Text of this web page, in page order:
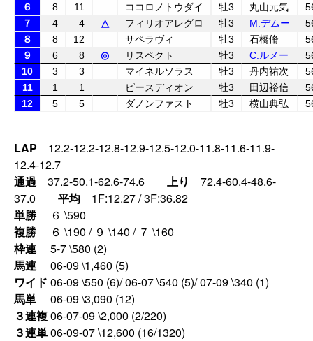
６
8 11 ココロノトウダイ 牡3 丸山元気
７
4 4 △ フィリオアレグロ 牡3 M.デムー
８
8 12 サペラヴィ 牡3 石橋脩
９
6 8 ◎ リスペクト 牡3 C.ルメー
10
3 3 マイネルソラス 牡3 丹内祐次
11
1 1 ピースディオン 牡3 田辺裕信
12
5 5 ダノンファスト 牡3 横山典弘
LAP 12.2-12.2-12.8-12.9-12.5-12.0-11.8-11.6-11.9-
12.4-12.7
通過 37.2-50.1-62.6-74.6 上り 72.4-60.4-48.6-
37.0 平均 1F:12.27 / 3F:36.82
単勝
６ \590
複勝
６ \190 / ９ \140 / ７ \160
枠連
5-7 \580 (2)
馬連
06-09 \1,460 (5)
ワイド 06-09 \550 (6)/ 06-07 \540 (5)/ 07-09 \340 (1)
馬単
06-09 \3,090 (12)
３連複06-07-09 \2,000 (2/220)
３連単06-09-07 \12,600 (16/1320)